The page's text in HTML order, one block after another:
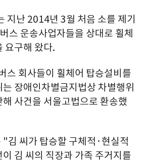
지난 2014년 3월 처음 소를 제기
스 운송사업자들을 상대로 휠체
요구해 왔다.
스 회사들이 휠체어 탑승설비를
장애인차별금지법상 차별행위
사건을 서울고법으로 환송했
"김 씨가 탑승할 구체적·현실적
김 씨의 직장과 가족 주거지를